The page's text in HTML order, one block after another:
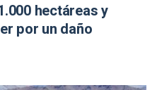
hectáreas y
por un daño